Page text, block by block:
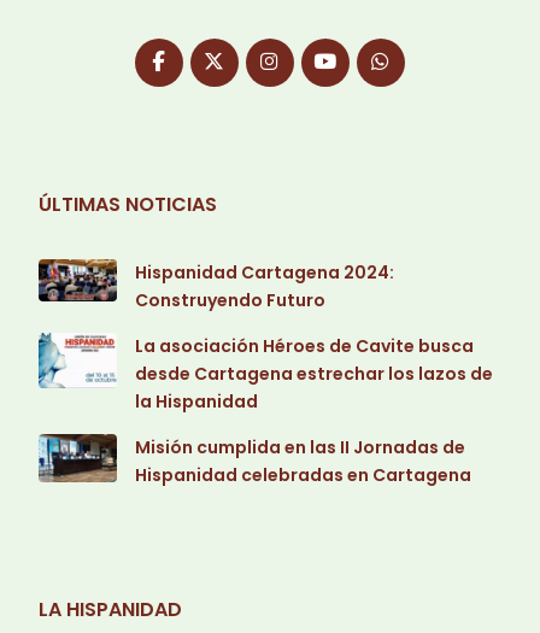
ÚLTIMAS NOTICIAS
Hispanidad Cartagena 2024:
Construyendo Futuro
La asociación Héroes de Cavite busca
desde Cartagena estrechar los lazos de
la Hispanidad
Misión cumplida en las II Jornadas de
Hispanidad celebradas en Cartagena
LA HISPANIDAD